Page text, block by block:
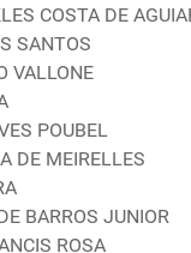
COSTA DE
SANTOS
VALLONE
POUBEL
DE MEIRELLES
BARROS JUNIOR
ROSA